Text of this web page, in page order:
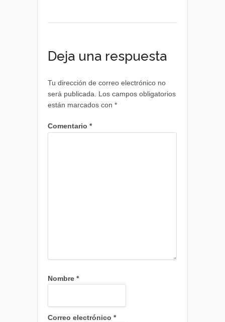
Deja una respuesta
Tu dirección de correo electrónico no
será publicada.
Los campos obligatorios
están marcados con *
Comentario *
Nombre *
Correo electrónico *